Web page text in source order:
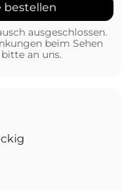
bestellen
ausgeschlossen.
beim Sehen
an uns.